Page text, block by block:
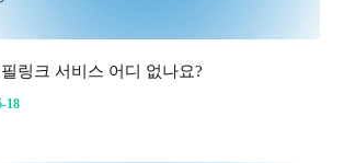
링크 서비스 어디 없나요?
18